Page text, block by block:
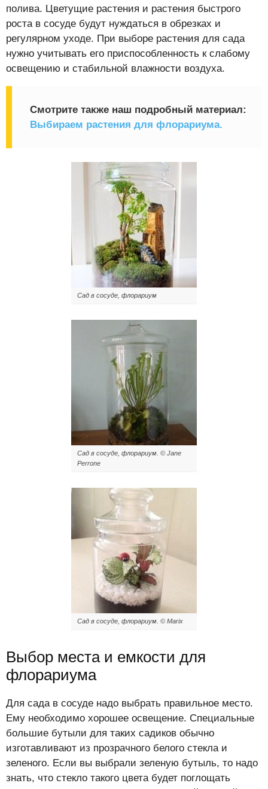
полива. Цветущие растения и растения быстрого
роста в сосуде будут нуждаться в обрезках и
регулярном уходе. При выборе растения для сада
нужно учитывать его приспособленность к слабому
освещению и стабильной влажности воздуха.
Смотрите также наш подробный материал:
Выбираем растения для флорариума.
Сад в сосуде, флорариум
Сад в сосуде, флорариум. © Jane
Perrone
Сад в сосуде, флорариум. © Marix
Выбор места и емкости для
флорариума
Для сада в сосуде надо выбрать правильное место.
Ему необходимо хорошее освещение. Специальные
большие бутыли для таких садиков обычно
изготавливают из прозрачного белого стекла и
зеленого. Если вы выбрали зеленую бутыль, то надо
знать, что стекло такого цвета будет поглощать